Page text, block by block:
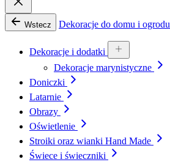
Wstecz Dekoracje do domu i ogrodu
Dekoracje i dodatki
Dekoracje marynistyczne
Doniczki
Latarnie
Obrazy
Oświetlenie
Stroiki oraz wianki Hand Made
Świece i świeczniki